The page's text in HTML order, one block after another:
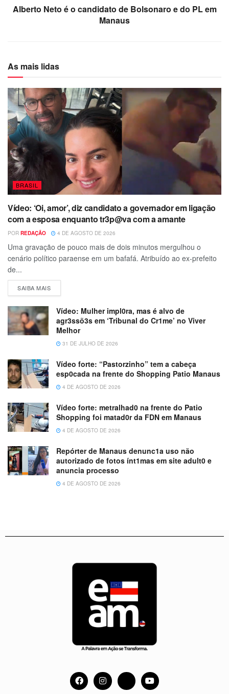
Alberto Neto é o candidato de Bolsonaro e do PL em
Manaus
As mais lidas
BRASIL
Vídeo: ‘Oi, amor’, diz candidato a governador em ligação
com a esposa enquanto tr3p@va com a amante
POR REDAÇÃO 4 DE AGOSTO DE 2026
Uma gravação de pouco mais de dois minutos mergulhou o
cenário político paraense em um bafafá. Atribuído ao ex-prefeito
de...
SAIBA MAIS
Vídeo: Mulher impl0ra, mas é alvo de
agr3ssõ3s em ‘Tribunal do Cr1me’ no Viver
Melhor
31 DE JULHO DE 2026
Vídeo forte: “Pastorzinho” tem a cabeça
esp0cada na frente do Shopping Patio Manaus
4 DE AGOSTO DE 2026
Vídeo forte: metralhad0 na frente do Patio
Shopping foi matad0r da FDN em Manaus
4 DE AGOSTO DE 2026
Repórter de Manaus denunc1a uso não
autorizado de fotos ínt1mas em site adult0 e
anuncia processo
4 DE AGOSTO DE 2026